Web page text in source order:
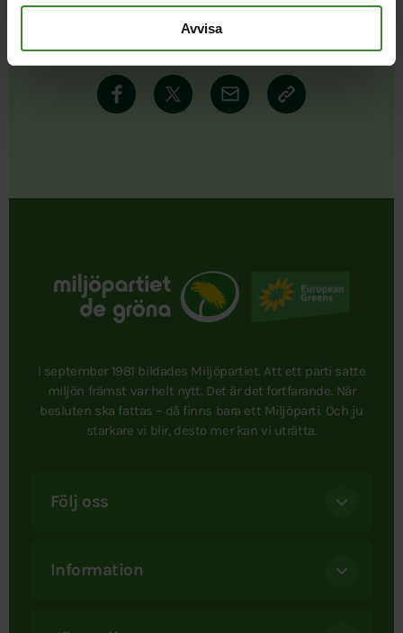
Avvisa
Dela denna sida och hjälp oss
sprida vårt budskap
I september 1981 bildades Miljöpartiet. Att ett parti satte
miljön främst var helt nytt. Det är det fortfarande. När
besluten ska fattas – då finns bara ett Miljöparti. Och ju
starkare vi blir, desto mer kan vi uträtta.
Följ oss
Information